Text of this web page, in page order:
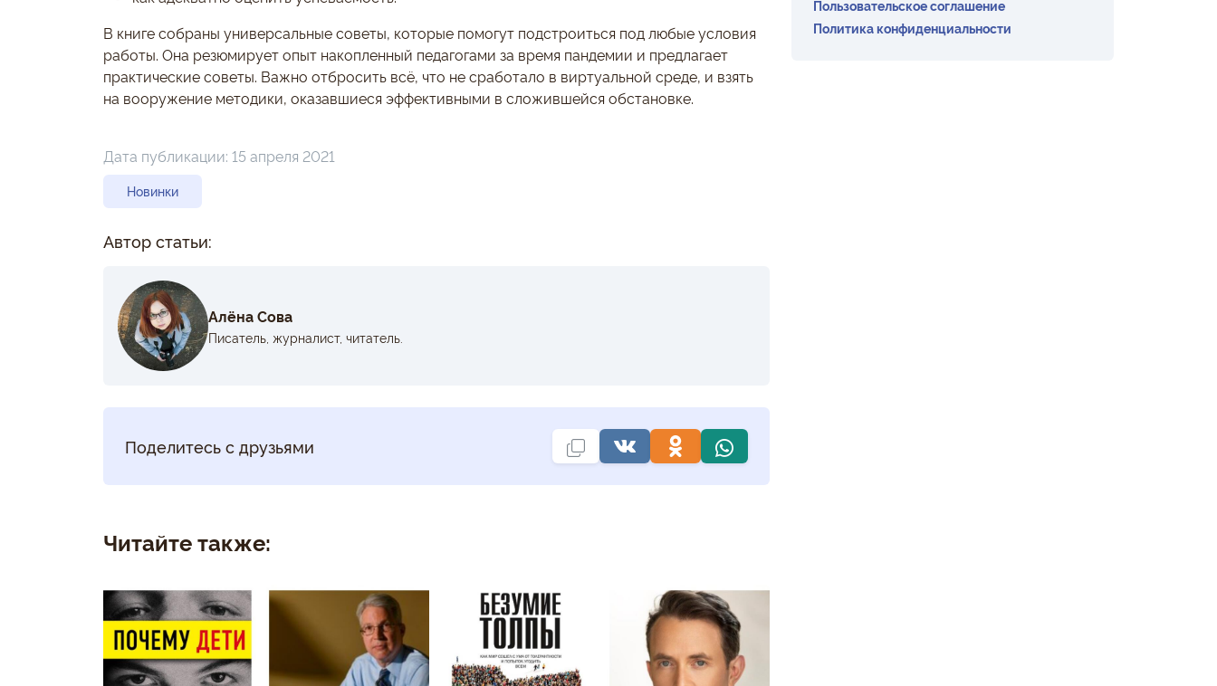
В книге собраны универсальные советы, которые помогут подстроиться под любые условия
работы. Она резюмирует опыт накопленный педагогами за время пандемии и предлагает
практические советы. Важно отбросить всё, что не сработало в виртуальной среде, и взять
на вооружение методики, оказавшиеся эффективными в сложившейся обстановке.
Дата публикации: 15 апреля 2021
Новинки
Автор статьи:
Алёна Сова
Писатель, журналист, читатель.
Поделитесь с друзьями
Читайте также:
Пользовательское соглашение
Политика конфиденциальности